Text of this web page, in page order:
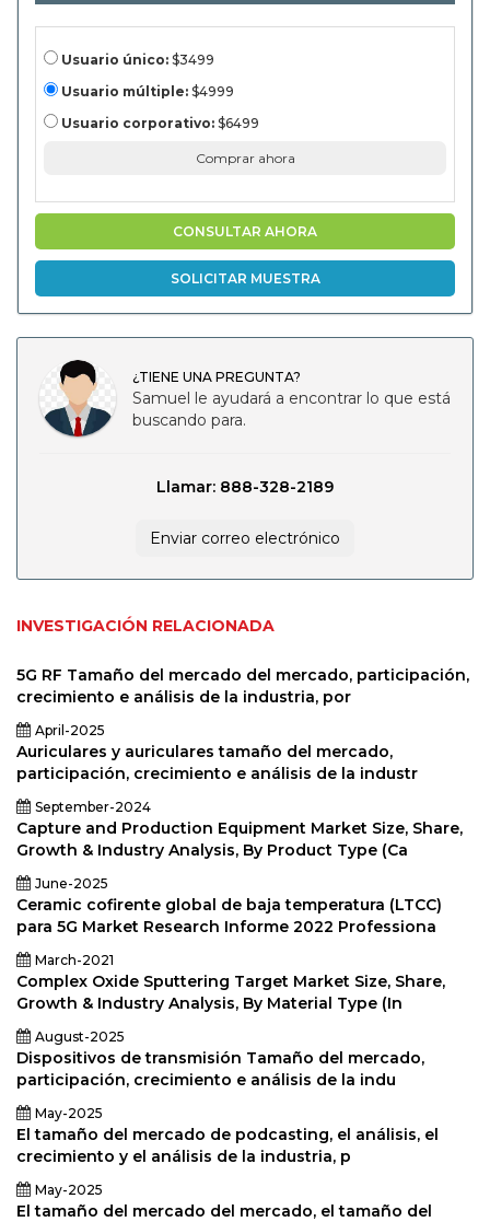
publicidad,
publicación,
otros), por
(productos de
consumo,
minorista,
automotriz,
Usuario único: $3499
Usuario múltiple: $4999
Usuario corporativo: $6499
Comprar ahora
CONSULTAR AHORA
SOLICITAR MUESTRA
¿TIENE UNA PREGUNTA?
Samuel le ayudará a encontrar lo que está
buscando para.
Llamar: 888-328-2189
Enviar correo electrónico
INVESTIGACIÓN RELACIONADA
5G RF Tamaño del mercado del mercado, participación,
crecimiento e análisis de la industria, por
April-2025
Auriculares y auriculares tamaño del mercado,
participación, crecimiento e análisis de la industr
September-2024
Capture and Production Equipment Market Size, Share,
Growth & Industry Analysis, By Product Type (Ca
June-2025
Ceramic cofirente global de baja temperatura (LTCC)
para 5G Market Research Informe 2022 Professiona
March-2021
Complex Oxide Sputtering Target Market Size, Share,
Growth & Industry Analysis, By Material Type (In
August-2025
Dispositivos de transmisión Tamaño del mercado,
participación, crecimiento e análisis de la indu
May-2025
El tamaño del mercado de podcasting, el análisis, el
crecimiento y el análisis de la industria, p
May-2025
El tamaño del mercado del mercado, el tamaño del